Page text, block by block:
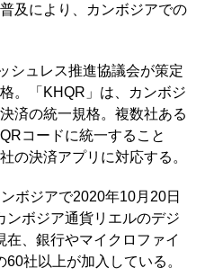
及により、カンボジアでの
シュレス推進協議会が策定
。「KHQR」は、カンボジ
済の統一規格。複数社ある
コードに統一すること
の決済アプリに対応する。
ボジアで2020年10月20日
ンボジア通貨リエルのデジ
在、銀行やマイクロファイ
社以上が加入している。